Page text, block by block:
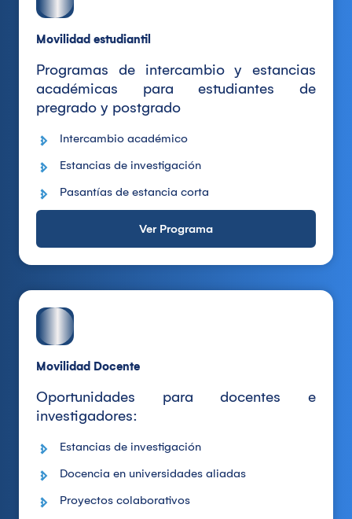
Movilidad estudiantil
Programas de intercambio y estancias
académicas para estudiantes de
pregrado y postgrado
Intercambio académico
Estancias de investigación
Pasantías de estancia corta
Ver Programa
Movilidad Docente
Oportunidades para docentes e
investigadores:
Estancias de investigación
Docencia en universidades aliadas
Proyectos colaborativos